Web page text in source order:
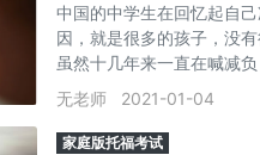
中国的中学生在回忆起自
因，就是很多的孩子，没
虽然十几年来一直在喊减
作为指挥棒。公立教育作
仿。因此在国内著名中学
内。
无老师 2021-01-04
家庭版托福考试